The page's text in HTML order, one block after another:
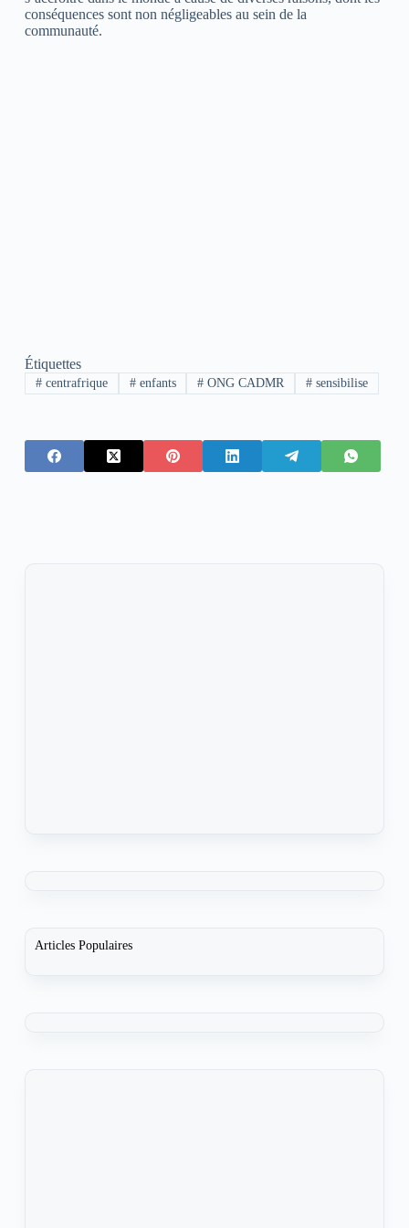
conséquences sont non négligeables au sein de la
communauté.
Étiquettes
#centrafrique #enfants # ONG CADMR # sensibilise
Articles Populaires